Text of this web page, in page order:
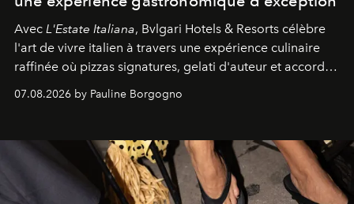
Avec L'Estate Italiana, Bvlgari Hotels & Resorts célèbre
l'art de vivre italien à travers une expérience culinaire
raffinée où pizzas signatures, gelati d'auteur et accords
d'exception composent un véritable voyage sensoriel.
07.08.2026 by Pauline Borgogno